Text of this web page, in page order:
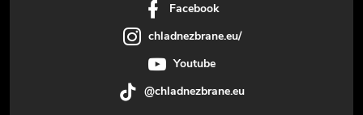
Facebook
chladnezbrane.eu/
Youtube
@chladnezbrane.eu